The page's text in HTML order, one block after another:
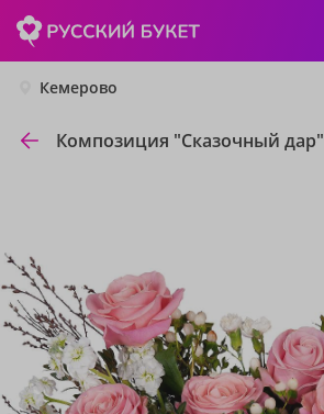
Кемерово
Композиция "Сказочный дар"